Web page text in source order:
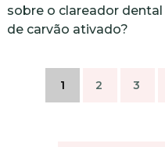
sobre o clareador dental
de carvão ativado?
Paginação
1 2 3